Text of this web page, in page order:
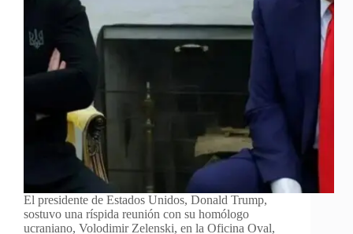
El presidente de Estados Unidos, Donald Trump,
sostuvo una ríspida reunión con su homólogo
ucraniano, Volodimir Zelenski, en la Oficina Oval,